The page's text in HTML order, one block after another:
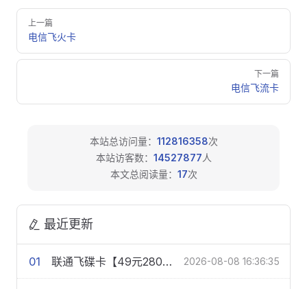
Pager
上一篇
电信飞火卡
下一篇
电信飞流卡
本站总访问量： 112816358次
本站访客数： 14527877人
本文总阅读量： 17次
最近更新
01 联通飞碟卡【49元280G+300分钟】 2026-08-08 16:36:35